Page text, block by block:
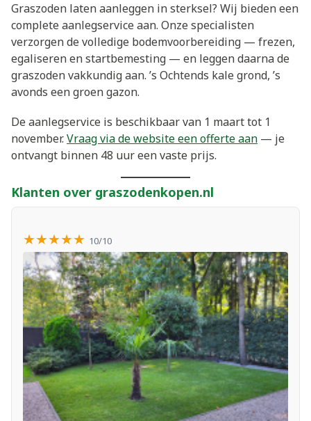
Graszoden laten aanleggen in sterksel? Wij bieden een
complete aanlegservice aan. Onze specialisten
verzorgen de volledige bodemvoorbereiding — frezen,
egaliseren en startbemesting — en leggen daarna de
graszoden vakkundig aan. ’s Ochtends kale grond, ’s
avonds een groen gazon.
De aanlegservice is beschikbaar van 1 maart tot 1
november.Vraag via de website een offerte aan — je
ontvangt binnen 48 uur een vaste prijs.
Klanten over graszodenkopen.nl
★★★★★ 10/10